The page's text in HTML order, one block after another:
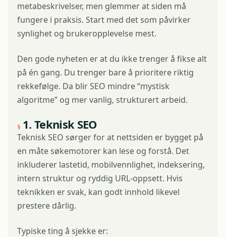
metabeskrivelser, men glemmer at siden må
fungere i praksis. Start med det som påvirker
synlighet og brukeropplevelse mest.
Den gode nyheten er at du ikke trenger å fikse alt
på én gang. Du trenger bare å prioritere riktig
rekkefølge. Da blir SEO mindre “mystisk
algoritme” og mer vanlig, strukturert arbeid.
1. Teknisk SEO
Teknisk SEO sørger for at nettsiden er bygget på
en måte søkemotorer kan lese og forstå. Det
inkluderer lastetid, mobilvennlighet, indeksering,
intern struktur og ryddig URL-oppsett. Hvis
teknikken er svak, kan godt innhold likevel
prestere dårlig.
Typiske ting å sjekke er: